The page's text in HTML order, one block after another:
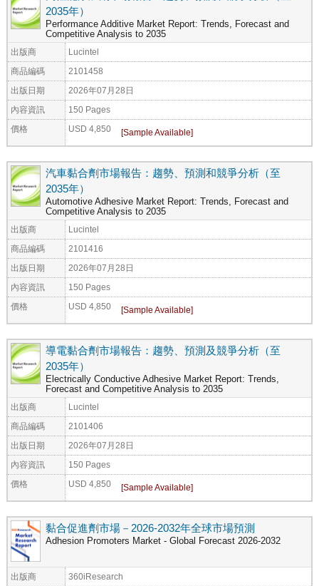
2035年）
Performance Additive Market Report: Trends, Forecast and
Competitive Analysis to 2035
出版商 Lucintel
商品編碼 2101458
出版日期 2026年07月28日
內容資訊 150 Pages
價格 USD 4,850
汽車黏合劑市場報告：趨勢、預測和競爭分析（至
2035年）
Automotive Adhesive Market Report: Trends, Forecast and
Competitive Analysis to 2035
出版商 Lucintel
商品編碼 2101416
出版日期 2026年07月28日
內容資訊 150 Pages
價格 USD 4,850
導電黏合劑市場報告：趨勢、預測及競爭分析（至
2035年）
Electrically Conductive Adhesive Market Report: Trends,
Forecast and Competitive Analysis to 2035
出版商 Lucintel
商品編碼 2101406
出版日期 2026年07月28日
內容資訊 150 Pages
價格 USD 4,850
黏合促進劑市場－2026-2032年全球市場預測
Adhesion Promoters Market - Global Forecast 2026-2032
出版商 360iResearch